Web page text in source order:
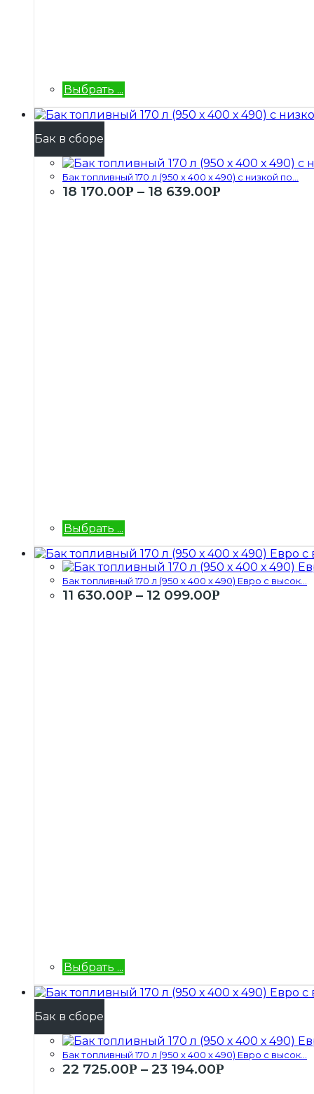
Выбрать ...
Бак в сборе
Бак топливный 170 л (950 х 400 х 490) с низкой по...
18 170.00Р – 18 639.00Р
Выбрать ...
Бак топливный 170 л (950 х 400 х 490) Евро с высок...
11 630.00Р – 12 099.00Р
Выбрать ...
Бак в сборе
Бак топливный 170 л (950 х 400 х 490) Евро с высок...
22 725.00Р – 23 194.00Р